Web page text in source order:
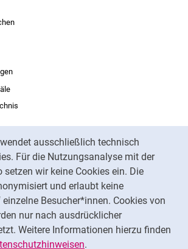
ausschließlich technisch
Für die Nutzungsanalyse mit der
wir keine Cookies ein. Die
und erlaubt keine
Besucher*innen. Cookies von
nur nach ausdrücklicher
Weitere Informationen hierzu finden
.